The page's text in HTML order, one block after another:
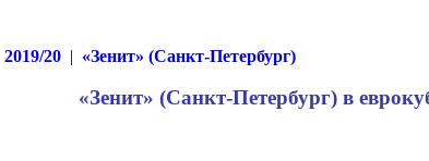
2019/20| «Зенит» (Санкт-Петербург)
«Зенит» (Санкт-Петербург) в